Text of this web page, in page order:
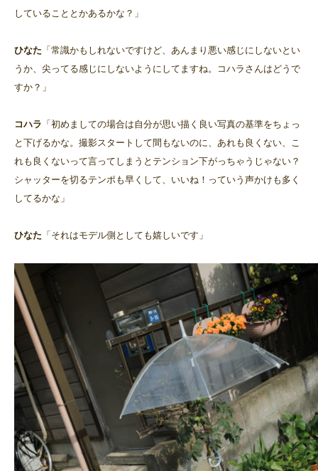
していることとかあるかな？」
ひなた 「常識かもしれないですけど、あんまり悪い感じにしないとい
うか、尖ってる感じにしないようにしてますね。コハラさんはどうで
すか？」
コハラ 「初めましての場合は自分が思い描く良い写真の基準をちょっ
と下げるかな。撮影スタートして間もないのに、あれも良くない、こ
れも良くないって言ってしまうとテンション下がっちゃうじゃない？
シャッターを切るテンポも早くして、いいね！っていう声かけも多く
してるかな」
ひなた 「それはモデル側としても嬉しいです」